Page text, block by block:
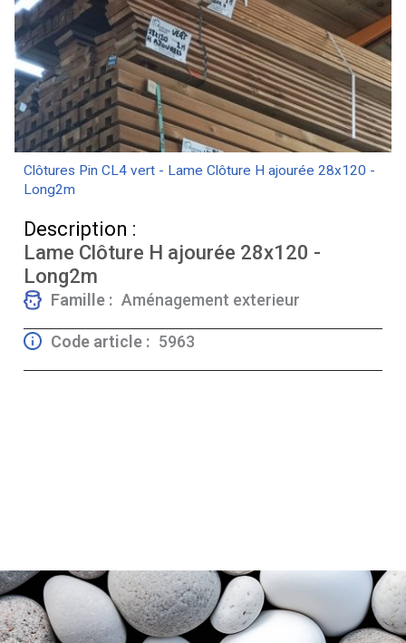
Clôtures Pin CL4 vert - Lame Clôture H ajourée 28x120 -
Long2m
Description :
Lame Clôture H ajourée 28x120 -
Long2m
Famille : Aménagement exterieur
Code article : 5963